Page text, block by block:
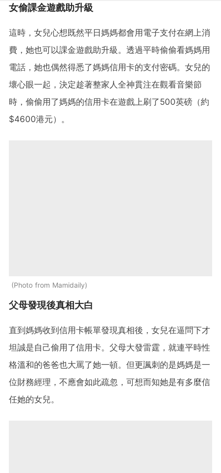
女偷課金遊戲助升級
這時，女兒心想既然平日媽媽都會用電子支付在網上消
費，她也可以課金遊戲助升級。透過平時偷偷看媽媽用
電話，她也偶然得悉了媽媽信用卡的支付密碼。女兒的
壞心眼一起，決定趁著整家人全神貫注在觀看音樂節
時，偷偷用了媽媽的信用卡在遊戲上刷了500英磅（約
$4600港元）。
Photo from Mamidaily
父母發現後真相大白
直到媽媽收到信用卡帳單發現真相後，女兒在逼問下才
坦誠是自己偷用了信用卡。父母大發雷霆，就連平時性
格溫和的爸爸也大罵了她一頓。但更諷刺的是媽媽是一
位財務經理，不應會如此疏忽，可想而知她是有多麼信
任她的女兒。